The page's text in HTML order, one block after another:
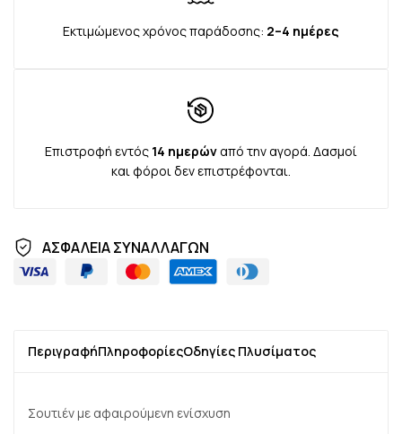
Εκτιμώμενος χρόνος παράδοσης: 2–4 ημέρες
Επιστροφή εντός 14 ημερώναπό την αγορά. Δασμοί
και φόροι δεν επιστρέφονται.
ΑΣΦΑΛΕΙΑ ΣΥΝΑΛΛΑΓΩΝ
ΠεριγραφήΠληροφορίεςΟδηγίες Πλυσίματος
Σουτιέν με αφαιρούμενη ενίσχυση